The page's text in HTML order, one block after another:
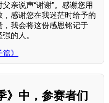
亲说声“谢谢”。感谢您用
感谢您在我迷茫时给予的
我会将这份感恩铭记于
的人。
》
》中，参赛者们